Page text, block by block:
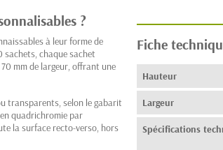
?
à leur forme de
chaque sachet
mm de largeur, offrant une
transparents, selon le gabarit
quadrichromie par
la surface recto-verso, hors
Fiche
Hauteur
Largeur
Spécifications